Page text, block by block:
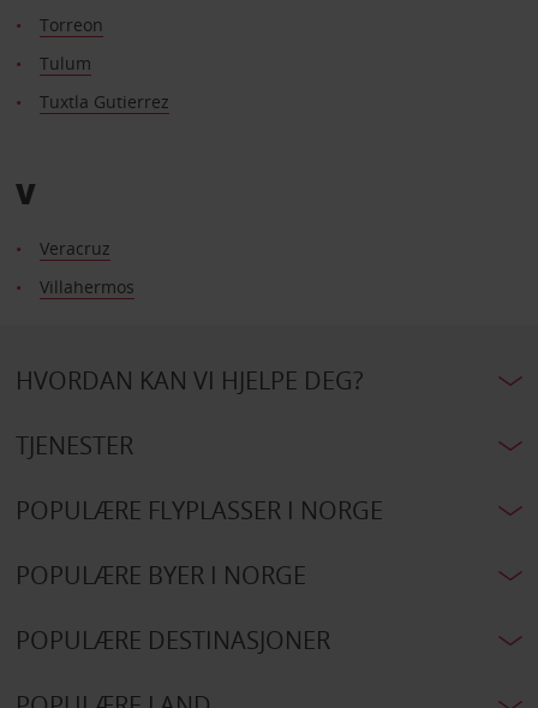
Torreon
Tulum
Tuxtla Gutierrez
V
Veracruz
Villahermos
HVORDAN KAN VI HJELPE DEG?
TJENESTER
POPULÆRE FLYPLASSER I NORGE
POPULÆRE BYER I NORGE
POPULÆRE DESTINASJONER